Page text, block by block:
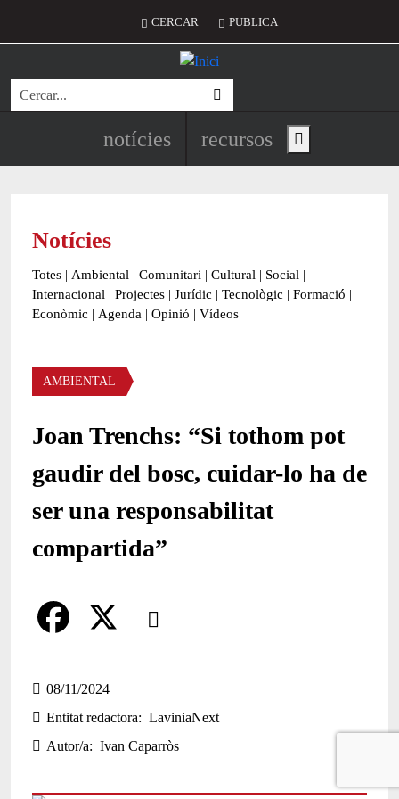
Menú del compte d'usuari
CERCAR PUBLICA
Cerca
Navegació principal de
notícies recursos Show main menu
Notícies
Totes | Ambiental | Comunitari | Cultural | Social |
Internacional | Projectes | Jurídic | Tecnològic | Formació |
Econòmic | Agenda | Opinió | Vídeos
Àmbit de la notícia
AMBIENTAL
Joan Trenchs: “Si tothom pot
gaudir del bosc, cuidar-lo ha de
ser una responsabilitat
compartida”
Comparteix
a
c
e
08/11/2024
Entitat redactora
LaviniaNext
Autor/a
Ivan Caparròs